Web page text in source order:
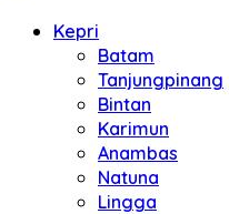
Kepri
Batam
Tanjungpinang
Bintan
Karimun
Anambas
Natuna
Lingga